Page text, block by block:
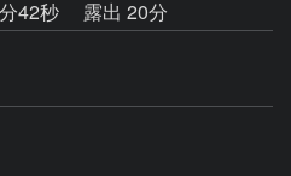
42秒
露出 20分